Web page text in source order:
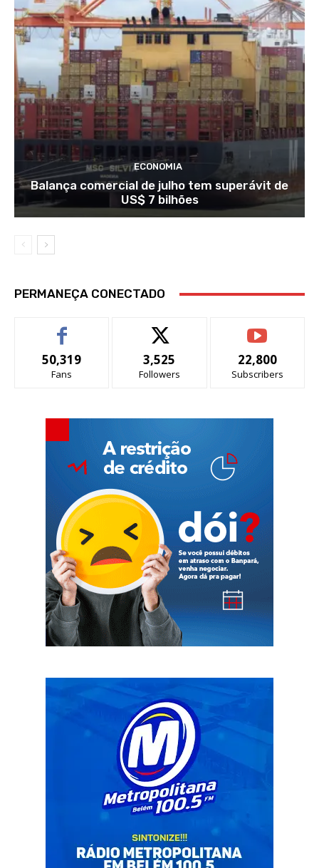
ECONOMIA
Balança comercial de julho tem superávit de
US$ 7 bilhões
PERMANEÇA CONECTADO
50,319
Fans
3,525
Followers
22,800
Subscribers